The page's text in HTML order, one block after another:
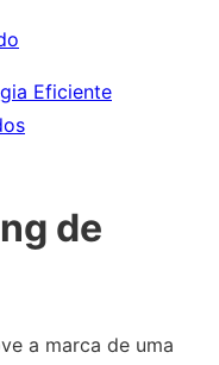
Eficiente
de
a marca de uma